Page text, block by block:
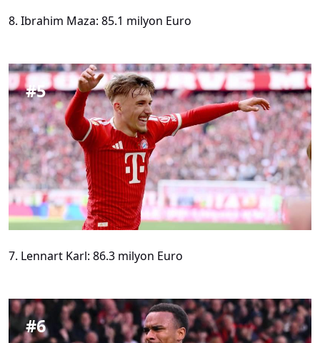
8. Ibrahim Maza: 85.1 milyon Euro
#5
7. Lennart Karl: 86.3 milyon Euro
#6